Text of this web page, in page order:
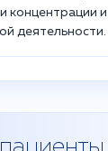
концентрации
деятельности.